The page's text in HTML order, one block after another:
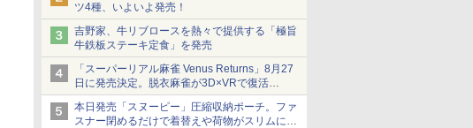
ツ4種、いよいよ発売！
吉野家、牛リブロースを熱々で提供する「極旨
牛鉄板ステーキ定食」を発売
「スーパーリアル麻雀 Venus Returns」8月27
日に発売決定。脱衣麻雀が3D×VRで復活
発売から2週間は20%オフになるセールが実施
本日発売「スヌーピー」圧縮収納ポーチ。ファ
スナー閉めるだけで着替えや荷物がスリムにま